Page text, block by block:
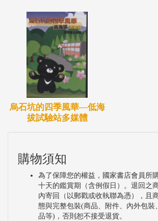
烏石坑的四季風華—低海
拔試驗站多媒體
購物須知
為了保障您的權益，國家書店會員所
十天的鑑賞期（含例假日）。退回之
內寄回（以郵戳或收執聯為憑），且
態與完整包裝(商品、附件、內外包裝
品等)，否則恕不接受退貨。